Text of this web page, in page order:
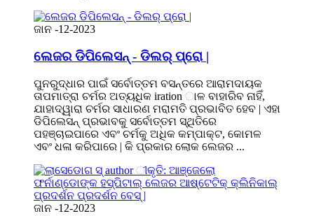
ଜାନ -12-2023
ଲେଜର ଡିପିଲେସନ୍ - ଡିଲର୍ ପ୍ରୋ |
ପୁନରୁଦ୍ଧାର ପାଇଁ ସର୍ବୋତ୍ତମ ବସନ୍ତରେ ଆରାମଦାୟକ
ତାପମାତ୍ରା ଚର୍ମର ଅତ୍ୟଧିକ iration ାଳ ବାହାରିବ ନାହିଁ,
ଯାହାଦ୍ୱାରା ଚର୍ମର ସାଧାରଣ ମରାମତି ପ୍ରଭାବିତ ହେବ | ଏହା
ଡିପିଲେସନ୍ ପ୍ରଭାବକୁ ସର୍ବୋତ୍ତମ ସ୍ଥିତିରେ
ପହଞ୍ଚାଇପାରେ ଏବଂ ଚର୍ମକୁ ଅଧିକ କମ୍ପାକ୍ଟ, କୋମଳ
ଏବଂ ଧଳା କରିପାରେ | କି ପ୍ରକାର ଲୋକ ଲେଜର ...
ଜାନ -12-2023